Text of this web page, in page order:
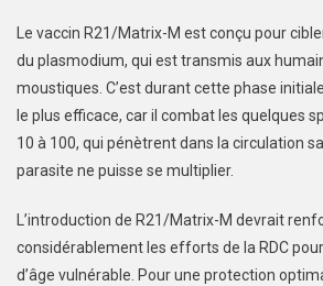
Le vaccin R21/Matrix-M est conçu pour
du plasmodium, qui est transmis aux
moustiques. C’est durant cette phase
le plus efficace, car il combat les quelques
10 à 100, qui pénètrent dans la circulation
parasite ne puisse se multiplier.
L’introduction de R21/Matrix-M devrait
considérablement les efforts de la RDC
d’âge vulnérable. Pour une protection